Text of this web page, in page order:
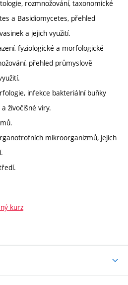
rozmnožování, taxonomické
a Basidiomycetes, přehled
a jejich využití.
fyziologické a morfologické
přehled průmyslově
infekce bakteriální buňky
živočišné viry.
mikroorganizmů, jejich
kurz